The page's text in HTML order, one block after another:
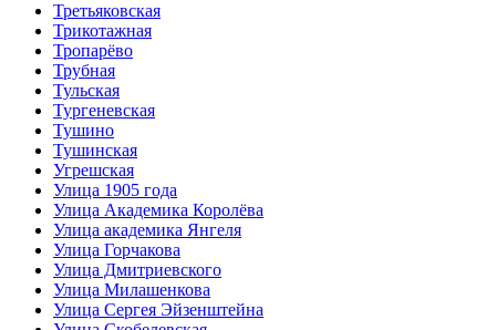
Третьяковская
Трикотажная
Тропарёво
Трубная
Тульская
Тургеневская
Тушино
Тушинская
Угрешская
Улица 1905 года
Улица Академика Королёва
Улица академика Янгеля
Улица Горчакова
Улица Дмитриевского
Улица Милашенкова
Улица Сергея Эйзенштейна